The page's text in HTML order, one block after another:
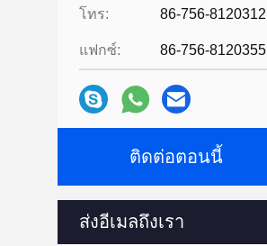
โทร: 86-756-8120312
แฟกซ์: 86-756-8120355
ติดต่อตอนนี้
ส่งอีเมลถึงเรา